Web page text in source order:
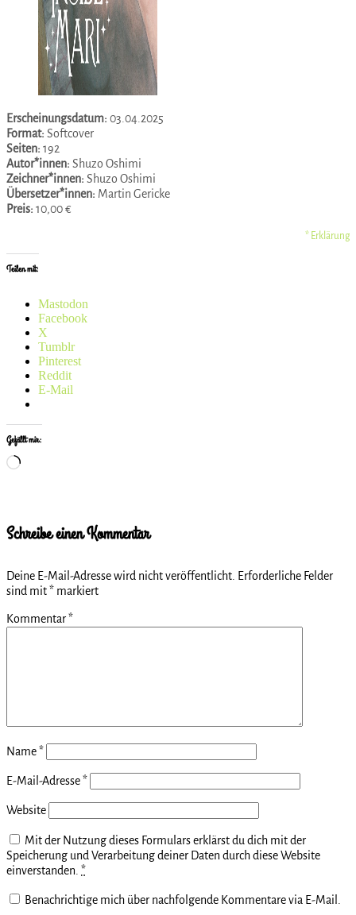
Erscheinungsdatum: 03.04.2025
Format: Softcover
Seiten: 192
Autor*innen: Shuzo Oshimi
Zeichner*innen: Shuzo Oshimi
Übersetzer*innen: Martin Gericke
Preis: 10,00 €
* Erklärung
Teilen mit:
Mastodon
Facebook
X
Tumblr
Pinterest
Reddit
E-Mail
Gefällt mir:
Wird
Schreibe einen Kommentar
Deine E-Mail-Adresse wird nicht veröffentlicht. Erforderliche Felder
sind mit* markiert
Kommentar*
Name*
E-Mail-Adresse*
Website
Mit der Nutzung dieses Formulars erklärst du dich mit der
Speicherung und Verarbeitung deiner Daten durch diese Website
einverstanden. *
Benachrichtige mich über nachfolgende Kommentare via E-Mail.